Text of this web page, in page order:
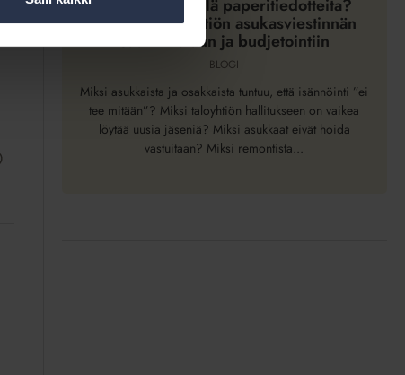
taloyhtiön
asukasviestinnän
budjetointiin
Tarvitaanko vielä paperitiedotteita?
Vinkkejä taloyhtiön asukasviestinnän
suunnitteluun ja budjetointiin
BLOGI
Miksi asukkaista ja osakkaista tuntuu, että isännöinti ”ei
tee mitään”? Miksi taloyhtiön hallitukseen on vaikea
löytää uusia jäseniä? Miksi asukkaat eivät hoida
vastuitaan? Miksi remontista...